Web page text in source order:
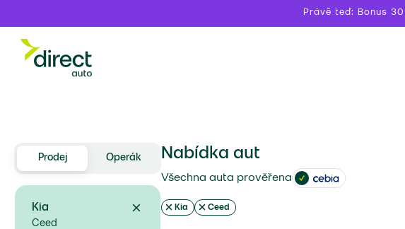
Právě teď: Bonus
Prodej Operák
Kia
Ceed
Nabídka aut
Všechna auta prověřena
Kia Ceed